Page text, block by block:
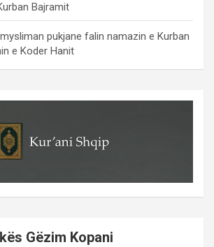
Bajramit
pukjane falin namazin e Kurban
e Koder Hanit
Gëzim Kopani